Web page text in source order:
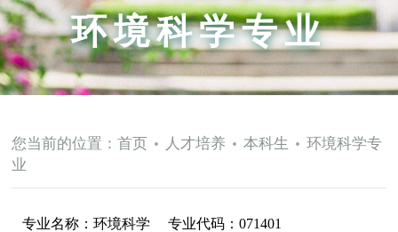
环境科学专业
您当前的位置：首页 人才培养 本科生
环境科学专
业
专业名称：环境科学 专业代码：071401